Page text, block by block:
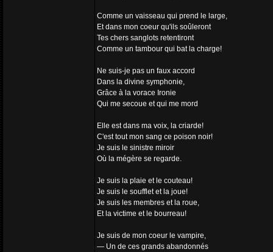
Comme un vaisseau qui prend le large,
Et dans mon coeur qu'ils soûleront
Tes chers sanglots retentiront
Comme un tambour qui bat la charge!
Ne suis-je pas un faux accord
Dans la divine symphonie,
Grâce à la vorace Ironie
Qui me secoue et qui me mord
Elle est dans ma voix, la criarde!
C'est tout mon sang ce poison noir!
Je suis le sinistre miroir
Où la mégère se regarde.
Je suis la plaie et le couteau!
Je suis le soufflet et la joue!
Je suis les membres et la roue,
Et la victime et le bourreau!
Je suis de mon coeur le vampire,
— Un de ces grands abandonnés